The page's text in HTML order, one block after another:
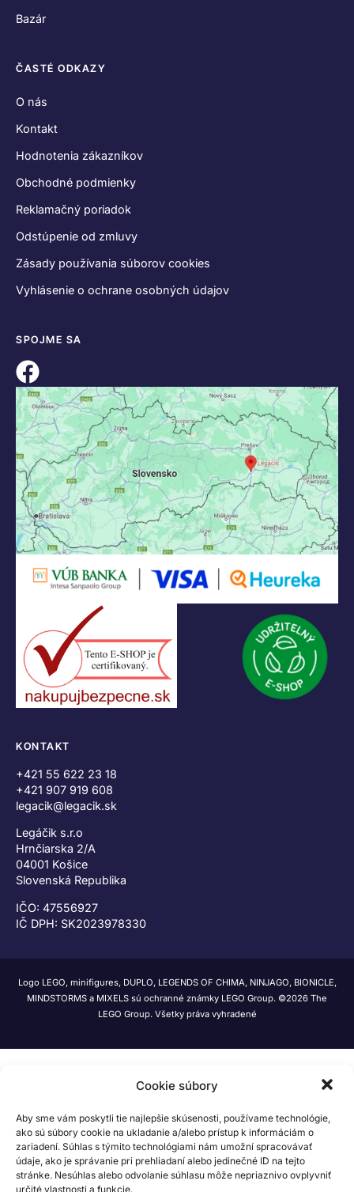
Cookie súbory
Aby sme vám poskytli tie najlepšie skúsenosti, používame technológie,
ako sú súbory cookie na ukladanie a/alebo prístup k informáciám o
zariadení. Súhlas s týmito technológiami nám umožní spracovávať
údaje, ako je správanie pri prehliadaní alebo jedinečné ID na tejto
stránke. Nesúhlas alebo odvolanie súhlasu môže nepriaznivo ovplyvniť
určité vlastnosti a funkcie.
Bazár
ČASTÉ ODKAZY
O nás
Kontakt
Hodnotenia zákazníkov
Obchodné podmienky
Reklamačný poriadok
Odstúpenie od zmluvy
Zásady používania súborov cookies
Vyhlásenie o ochrane osobných údajov
SPOJME SA
KONTAKT
+421 55 622 23 18
+421 907 919 608
legacik@legacik.sk
Legáčik s.r.o
Hrnčiarska 2/A
04001 Košice
Slovenská Republika
IČO: 47556927
IČ DPH: SK2023978330
Logo LEGO, minifigures, DUPLO, LEGENDS OF CHIMA, NINJAGO, BIONICLE,
MINDSTORMS a MIXELS sú ochranné známky LEGO Group. ©2026 The
LEGO Group. Všetky práva vyhradené